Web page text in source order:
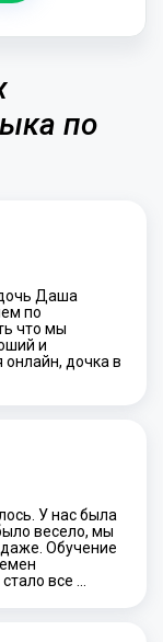
по
Даша
по
что мы
и
дочка в
У нас была
весело, мы
Обучение
все …